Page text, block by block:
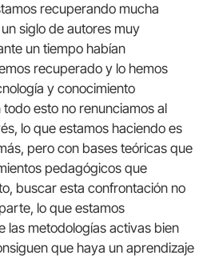
recuperando mucha
siglo de autores muy
un tiempo habían
recuperado y lo hemos
y conocimiento
esto no renunciamos al
lo que estamos haciendo es
pero con bases teóricas que
pedagógicos que
buscar esta confrontación no
lo que estamos
las metodologías activas bien
que haya un aprendizaje